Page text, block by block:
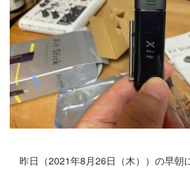
昨日（2021年8月26日（木））の早朝